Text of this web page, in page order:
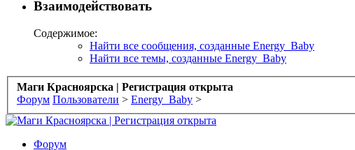
Взаимодействовать
Содержимое:
Найти все сообщения, созданные Energy_Baby
Найти все темы, созданные Energy_Baby
Маги Красноярска | Регистрация открыта
Форум Пользователи > Energy_Baby >
Форум